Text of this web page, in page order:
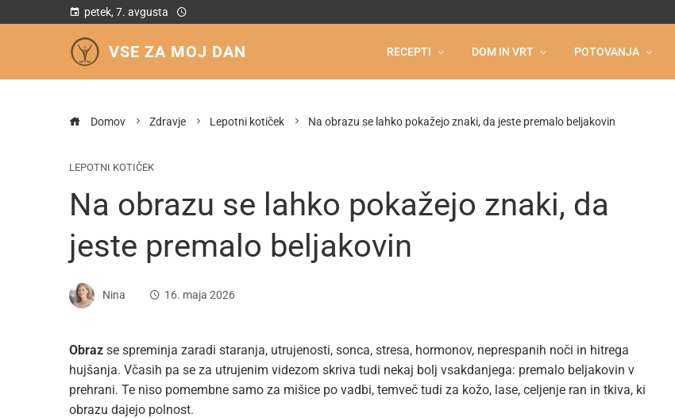
petek, 7. avgusta
VSE ZA MOJ DAN RECEPTI DOM IN VRT POTOVANJA
Domov Zdravje Lepotni kotiček Na obrazu se lahko pokažejo znaki, da jeste premalo beljakovin
LEPOTNI KOTIČEK
Na obrazu se lahko pokažejo znaki, da
jeste premalo beljakovin
Nina 16. maja 2026
Obraz se spreminja zaradi staranja, utrujenosti, sonca, stresa, hormonov, neprespanih noči in hitrega
hujšanja. Včasih pa se za utrujenim videzom skriva tudi nekaj bolj vsakdanjega: premalo beljakovin v
prehrani. Te niso pomembne samo za mišice po vadbi, temveč tudi za kožo, lase, celjenje ran in tkiva, ki
obrazu dajejo polnost.